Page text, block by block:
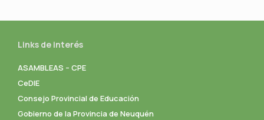
Links de interés
ASAMBLEAS – CPE
CeDIE
Consejo Provincial de Educación
Gobierno de la Provincia de Neuquén